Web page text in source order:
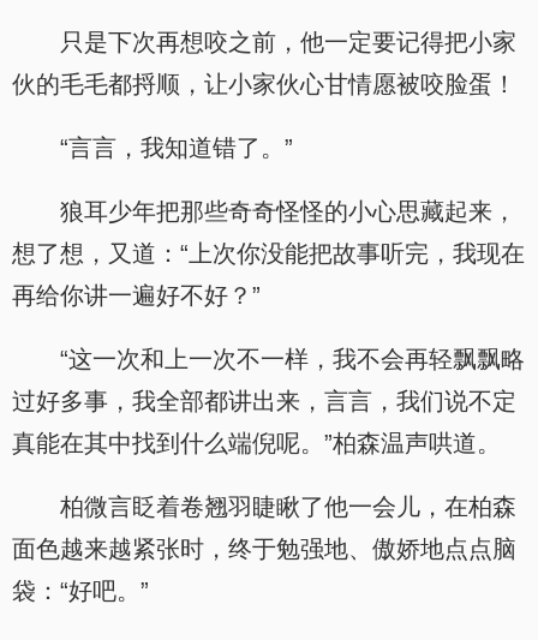
只是下次再想咬之前，他一定要记得把小家
伙的毛毛都捋顺，让小家伙心甘情愿被咬脸蛋！
“言言，我知道错了。”
狼耳少年把那些奇奇怪怪的小心思藏起来，
想了想，又道：“上次你没能把故事听完，我现在
再给你讲一遍好不好？”
“这一次和上一次不一样，我不会再轻飘飘略
过好多事，我全部都讲出来，言言，我们说不定
真能在其中找到什么端倪呢。”柏森温声哄道。
柏微言眨着卷翘羽睫瞅了他一会儿，在柏森
面色越来越紧张时，终于勉强地、傲娇地点点脑
袋：“好吧。”